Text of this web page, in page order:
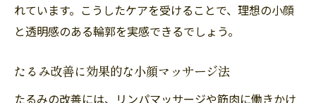
れています。こうしたケアを受けることで、理想の小顔
と透明感のある輪郭を実感できるでしょう。
たるみ改善に効果的な小顔マッサージ法
たるみの改善には、リンパマッサージや筋肉に働きかけ